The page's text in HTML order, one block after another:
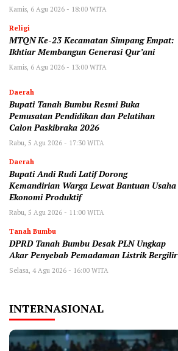
Kamis, 6 Agu 2026 - 18:00 WITA
Religi
MTQN Ke-23 Kecamatan Simpang Empat:
Ikhtiar Membangun Generasi Qur’ani
Kamis, 6 Agu 2026 - 13:00 WITA
Daerah
Bupati Tanah Bumbu Resmi Buka
Pemusatan Pendidikan dan Pelatihan
Calon Paskibraka 2026
Rabu, 5 Agu 2026 - 17:30 WITA
Daerah
Bupati Andi Rudi Latif Dorong
Kemandirian Warga Lewat Bantuan Usaha
Ekonomi Produktif
Rabu, 5 Agu 2026 - 11:00 WITA
Tanah Bumbu
DPRD Tanah Bumbu Desak PLN Ungkap
Akar Penyebab Pemadaman Listrik Bergilir
Selasa, 4 Agu 2026 - 16:00 WITA
INTERNASIONAL